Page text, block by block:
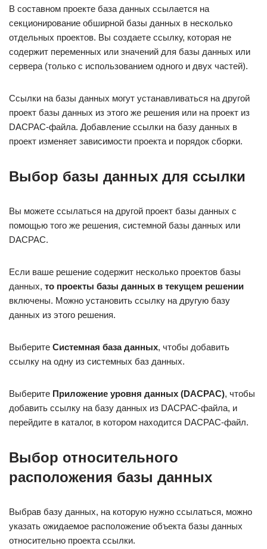
В составном проекте база данных ссылается на
секционирование обширной базы данных в несколько
отдельных проектов. Вы создаете ссылку, которая не
содержит переменных или значений для базы данных или
сервера (только с использованием одного и двух частей).
Ссылки на базы данных могут устанавливаться на другой
проект базы данных из этого же решения или на проект из
DACPAC-файла. Добавление ссылки на базу данных в
проект изменяет зависимости проекта и порядок сборки.
Выбор базы данных для ссылки
Вы можете ссылаться на другой проект базы данных с
помощью того же решения, системной базы данных или
DACPAC.
Если ваше решение содержит несколько проектов базы
данных, то проекты базы данных в текущем решении
включены. Можно установить ссылку на другую базу
данных из этого решения.
Выберите Системная база данных, чтобы добавить
ссылку на одну из системных баз данных.
Выберите Приложение уровня данных (DACPAC), чтобы
добавить ссылку на базу данных из DACPAC-файла, и
перейдите в каталог, в котором находится DACPAC-файл.
Выбор относительного
расположения базы данных
Выбрав базу данных, на которую нужно ссылаться, можно
указать ожидаемое расположение объекта базы данных
относительно проекта ссылки.